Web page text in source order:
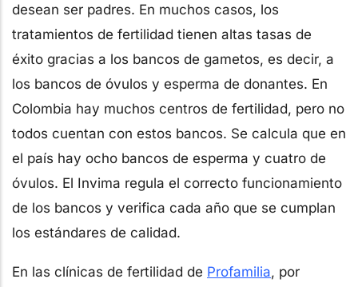
desean ser padres. En muchos casos, los
tratamientos de fertilidad tienen altas tasas de
éxito gracias a los bancos de gametos, es decir, a
los bancos de óvulos y esperma de donantes. En
Colombia hay muchos centros de fertilidad, pero no
todos cuentan con estos bancos. Se calcula que en
el país hay ocho bancos de esperma y cuatro de
óvulos. El Invima regula el correcto funcionamiento
de los bancos y verifica cada año que se cumplan
los estándares de calidad.
En las clínicas de fertilidad de Profamilia, por